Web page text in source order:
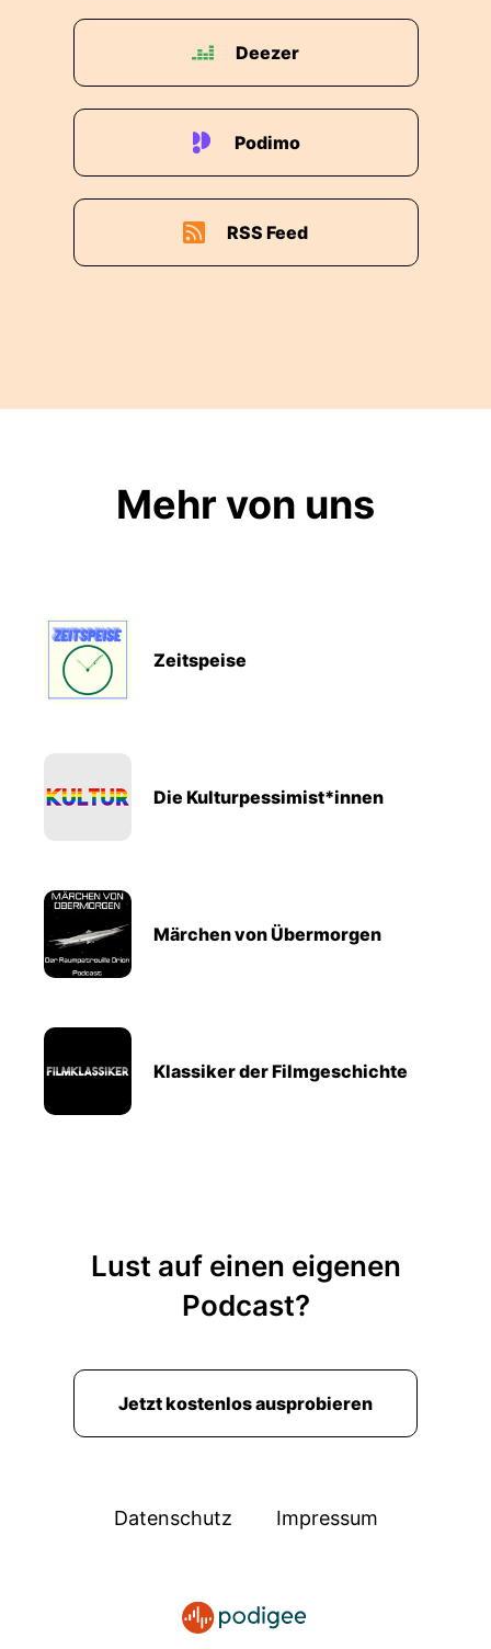
Deezer
Podimo
RSS Feed
Mehr von uns
Zeitspeise
Die Kulturpessimist*innen
Märchen von Übermorgen
Klassiker der Filmgeschichte
Lust auf einen eigenen
Podcast?
Jetzt kostenlos ausprobieren
Datenschutz Impressum